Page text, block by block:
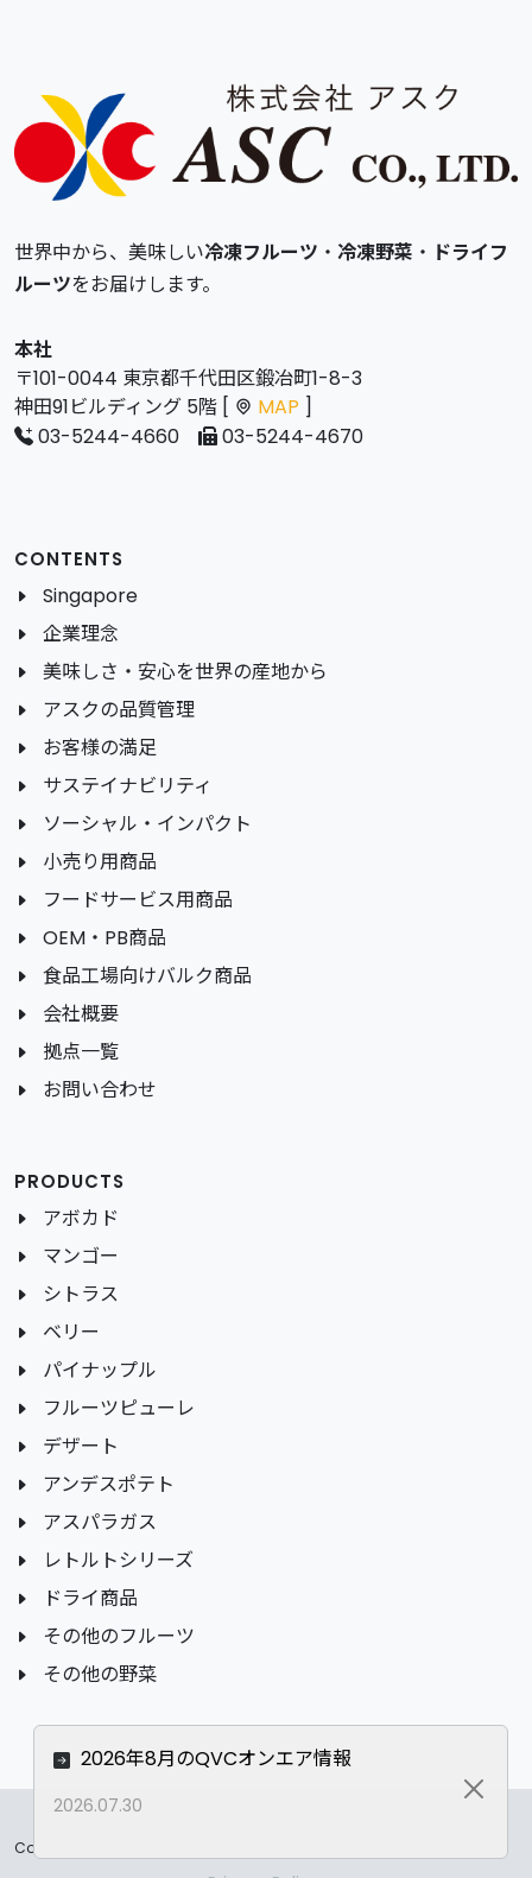
世界中から、美味しい冷凍フルーツ ・ 冷凍野菜 ・ ドライフ
ルーツをお届けします。
本社
〒101-0044 東京都千代田区鍛冶町1-8-3
神田91ビルディング 5階 [
MAP ]
03-5244-4660
03-5244-4670
CONTENTS
Singapore
企業理念
美味しさ・安心を世界の産地から
アスクの品質管理
お客様の満足
サステイナビリティ
ソーシャル・インパクト
小売り用商品
フードサービス用商品
OEM・PB商品
食品工場向けバルク商品
会社概要
拠点一覧
お問い合わせ
PRODUCTS
アボカド
マンゴー
シトラス
ベリー
パイナップル
フルーツピューレ
デザート
アンデスポテト
アスパラガス
レトルトシリーズ
ドライ商品
その他のフルーツ
その他の野菜
Copyrights ©
2026年8月のQVCオンエア情報
2026.07.30 Close